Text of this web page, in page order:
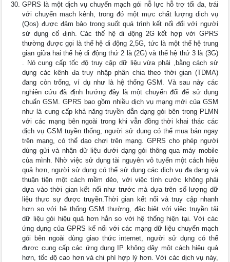
GPRS là một dịch vụ chuyển mạch gói nỗ lực hỗ trợ tối đa, trái
với chuyển mạch kênh, trong đó một mực chất lượng dịch vụ
(Qos) được đảm bảo trong suốt quá trình kết nối đối với người
sử dụng cố định. Các thế hệ di động 2G kết hợp với GPRS
thường được gọi là thế hệ di động 2,5G, tức là một thế hệ trung
gian giữa hai thế hệ di động thứ 2 là (2G) và thế hệ thứ 3 là (3G)
. Nó cung cấp tốc độ truy cập dữ liệu vừa phải ,bằng cách sử
dụng các kênh đa truy nhập phân chia theo thời gian (TDMA)
đang còn trống, ví dụ như là hệ thống GSM. Và sau này các
nghiên cứu đã định hướng đây là một chuyển đổi để sử dụng
chuẩn GSM. GPRS bao gồm nhiều dịch vụ mạng mới của GSM
như là cung cấp khả năng truyền dẫn dạng gói bên trong PLMN
với các mạng bên ngoài trong khi vẫn đồng thời khai thác các
dịch vụ GSM tuyền thống, người sử dụng có thể mua bán ngay
trên mạng, có thể dạo chơi trên mạng. GPRS cho phép người
dùng gửi và nhận dữ liệu dưới dạng gói thông qua máy mobile
của mình. Nhờ việc sử dụng tài nguyên vô tuyến một cách hiệu
quả hơn, người sử dụng có thể sử dụng các dịch vụ đa dạng và
thuận tiện một cách mềm dẻo, với việc tính cước không phải
dựa vào thời gian kết nối như trước mà dựa trên số lượng dữ
liệu thực sự được truyền.Thời gian kết nối và truy cập nhanh
hơn so với hệ thống GSM thường, đặc biệt với việc truyền tải
dữ liệu gói hiệu quả hơn hẳn so với hệ thống hiện tại. Với các
ứng dụng của GPRS kế nối với các mạng dữ liệu chuyển mạch
gói bên ngoài dùng giao thức internet, người sử dụng có thể
được cung cấp các ứng dụng IP không dây một cách hiệu quả
hơn, tốc độ cao hơn và chi phí hợp lý hơn. Với các dịch vụ này,